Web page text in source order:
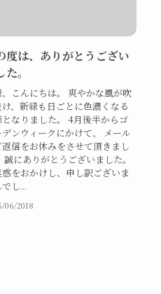
度は、ありがとうござい
た。
こんにちは。 爽やかな風が吹
け、新緑も日ごとに色濃くなる
なりました。 4月後半からゴ
デンウィークにかけて、 メール
返信をお休みをさせて頂きまし
誠にありがとうございました。
惑をおかけし、申し訳ございま
し...
06/2018